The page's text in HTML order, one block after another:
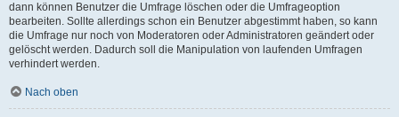
dann können Benutzer die Umfrage löschen oder die Umfrageoption
bearbeiten. Sollte allerdings schon ein Benutzer abgestimmt haben, so kann
die Umfrage nur noch von Moderatoren oder Administratoren geändert oder
gelöscht werden. Dadurch soll die Manipulation von laufenden Umfragen
verhindert werden.
Nach oben